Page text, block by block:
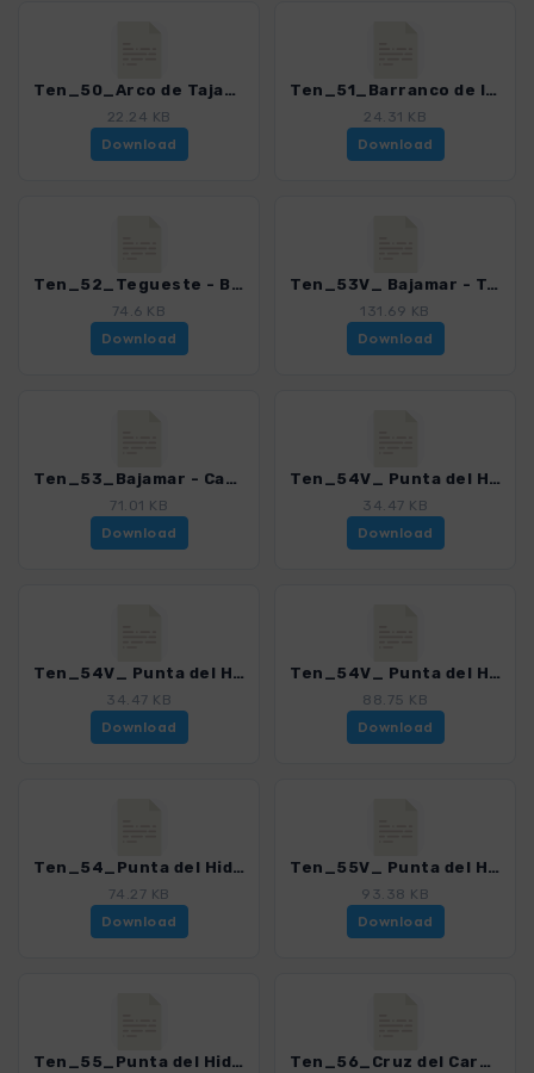
Ten_50_Arco de Tajao.gpx
22.24 KB
Download
Ten_51_Barranco de la Linde.gpx
24.31 KB
Download
Ten_52_Tegueste - Bajamar.gpx
74.6 KB
Download
Ten_53V_ Bajamar - Tegueste.gpx
131.69 KB
Download
Ten_53_Bajamar - Casa Fuset - Punta Hidalgo.gpx
71.01 KB
Download
Ten_54V_ Punta del Hidalgo - Batan de Abajo via Barranco.gpx
34.47 KB
Download
Ten_54V_ Punta del Hidalgo - Batan de Abajo via Barranco2.gpx
34.47 KB
Download
Ten_54V_ Punta del Hidalgo - Batan de Abajo via canal.gpx
88.75 KB
Download
Ten_54_Punta del Hidalgo - Batan de Abajo.gpx
74.27 KB
Download
Ten_55V_ Punta del Hidaldo - Chinamada - Las Carboneras - Punta del Hidalgo.gpx
93.38 KB
Download
Ten_55_Punta del Hidaldo - Chinamada - Las Carboneras.gpx Ten_56_Cruz del Carmen - Chinamada.gpx